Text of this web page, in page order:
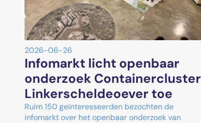
2026-06-26
Infomarkt licht openbaar
onderzoek Containercluster
Linkerscheldeoever toe
Ruim 150 geïnteresseerden bezochten de
infomarkt over het openbaar onderzoek van